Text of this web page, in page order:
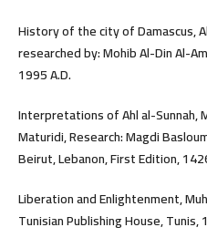
History of the city of Damascus,
researched by: Mohib Al-Din Al-
1995 A.D.
Interpretations of Ahl al-Sunnah,
Maturidi, Research: Magdi
Beirut, Lebanon, First Edition,
Liberation and Enlightenment,
Tunisian Publishing House, Tunis,